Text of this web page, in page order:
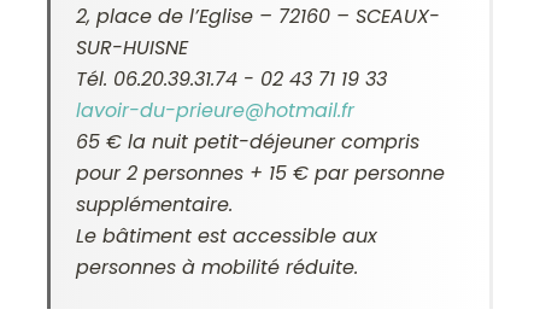
2, place de l’Eglise – 72160 – SCEAUX-
SUR-HUISNE
Tél. 06.20.39.31.74 - 02 43 71 19 33
lavoir-du-prieure@hotmail.fr
65 € la nuit petit-déjeuner compris
pour 2 personnes + 15 € par personne
supplémentaire.
Le bâtiment est accessible aux
personnes à mobilité réduite.